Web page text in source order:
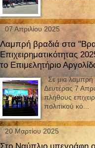
07 Απριλίου 2025
Λαμπρή βραδιά στα
Επιχειρηματικότητας
το Επιμελητήριο
Σε μια λαμπρή
Δευτέρας 7
πλήθους
πολιτικού κό...
20 Μαρτίου 2025
Στο Ναύπλιο υπεγράφη ο